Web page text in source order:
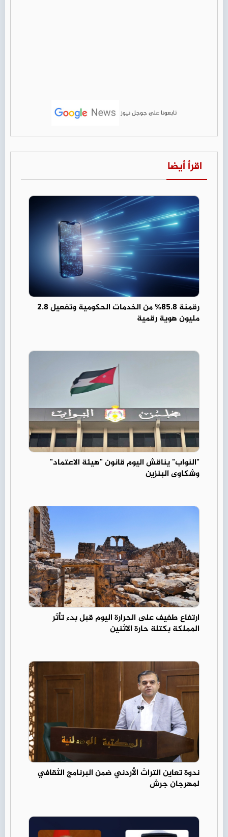
تابعونا على جوجل نيوز
اقرأ أيضا
رقمنة 85.8% من الخدمات الحكومية وتفعيل 2.8
مليون هوية رقمية
"النواب" يناقش اليوم قانون "هيئة الاعتماد"
وشكاوى البنزين
ارتفاع طفيف على الحرارة اليوم قبل بدء تأثر
المملكة بكتلة حارة الاثنين
ندوة تعاين التراث الأردني ضمن البرنامج الثقافي
لمهرجان جرش